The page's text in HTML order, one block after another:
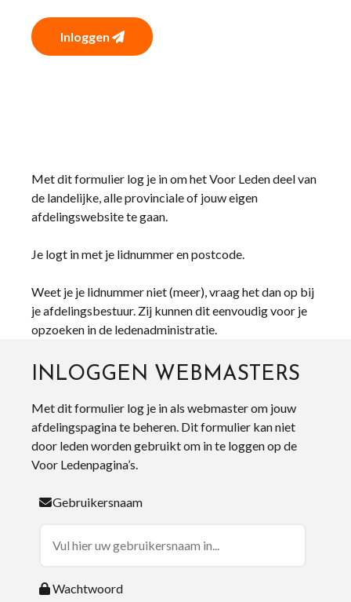
Inloggen
Met dit formulier log je in om het Voor Leden deel van
de landelijke, alle provinciale of jouw eigen
afdelingswebsite te gaan.
Je logt in met je lidnummer en postcode.
Weet je je lidnummer niet (meer), vraag het dan op bij
je afdelingsbestuur. Zij kunnen dit eenvoudig voor je
opzoeken in de ledenadministratie.
INLOGGEN WEBMASTERS
Met dit formulier log je in als webmaster om jouw
afdelingspagina te beheren. Dit formulier kan niet
door leden worden gebruikt om in te loggen op de
Voor Ledenpagina’s.
Gebruikersnaam
Wachtwoord